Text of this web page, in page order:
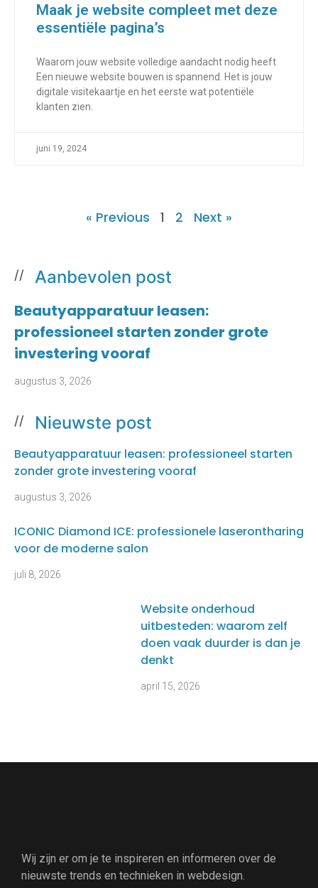
Maak je website compleet met deze
essentiële pagina’s
Waarom jouw website volledige aandacht nodig heeft
Een nieuwe website bouwen is spannend. Het is jouw
digitale visitekaartje en het eerste wat potentiële
klanten zien.
juni 19, 2024
« Previous 1 2 Next »
// Aanbevolen post
Beautyapparatuur leasen:
professioneel starten zonder grote
investering vooraf
augustus 3, 2026
// Nieuwste post
Beautyapparatuur leasen: professioneel starten
zonder grote investering vooraf
augustus 3, 2026
ICONIC Diamond ICE: professionele laserontharing
voor de moderne salon
juli 8, 2026
Website onderhoud
uitbesteden: waarom zelf
doen vaak duurder is dan je
denkt
april 15, 2026
Wij zijn er om je te inspireren en informeren over de
nieuwste trends en technieken in webdesign.